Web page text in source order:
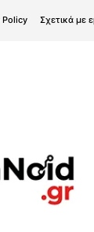
Policy Σχετικά με